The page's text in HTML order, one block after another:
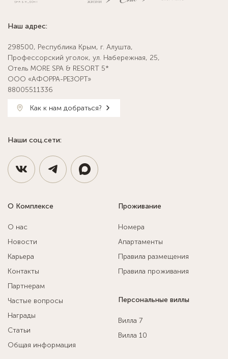
Наш адрес:
298500, Республика Крым, г. Алушта,
Профессорский уголок, ул. Набережная, 25,
Отель MORE SPA & RESORT 5*
ООО «АФОРРА-РЕЗОРТ»
88005511336
Как к нам добраться?
Наши соц.сети:
О Комплексе
О нас
Новости
Карьера
Контакты
Партнерам
Частые вопросы
Награды
Статьи
Общая информация
Проживание
Номера
Апартаменты
Правила размещения
Правила проживания
Персональные виллы
Вилла 7
Вилла 10